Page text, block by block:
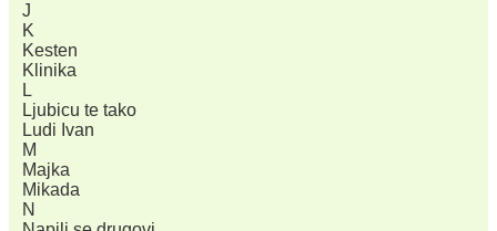
J
K
Kesten
Klinika
L
Ljubicu te tako
Ludi Ivan
M
Majka
Mikada
N